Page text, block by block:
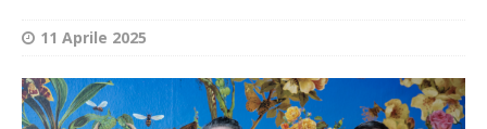
11 Aprile 2025